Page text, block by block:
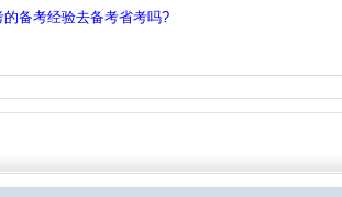
的备考经验去备考省考吗?